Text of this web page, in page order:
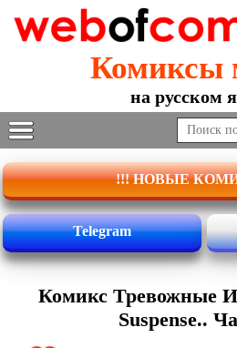
Комиксы
на русском
!!! НОВЫЕ
Telegram
Комикс Тревожные
Suspense..